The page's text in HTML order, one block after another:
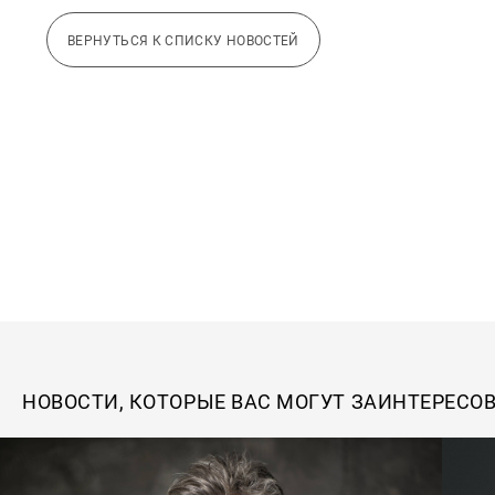
ВЕРНУТЬСЯ К СПИСКУ НОВОСТЕЙ
НОВОСТИ, КОТОРЫЕ ВАС МОГУТ